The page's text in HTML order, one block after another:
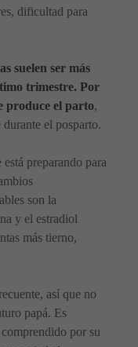
dificultad para
suelen ser más
trimestre. Por
produce el parto,
el posparto.
preparando para
son la
y el estradiol
más tierno,
así que no
papá. Es
por su